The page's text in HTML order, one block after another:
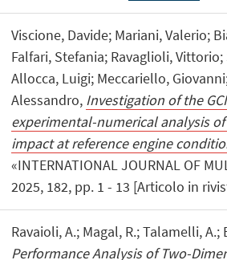
Viscione, Davide; Mariani, Valerio;
Falfari, Stefania; Ravaglioli,
Allocca, Luigi; Meccariello,
Alessandro, Investigation of the
experimental-numerical analysis
impact at reference engine
«INTERNATIONAL JOURNAL OF
2025, 182, pp. 1 - 13 [Articolo in
Ravaioli, A.; Magal, R.; Talamelli, A.;
Performance Analysis of Two-